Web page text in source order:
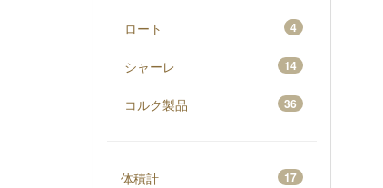
ロート 4
シャーレ 14
コルク製品 36
体積計 17